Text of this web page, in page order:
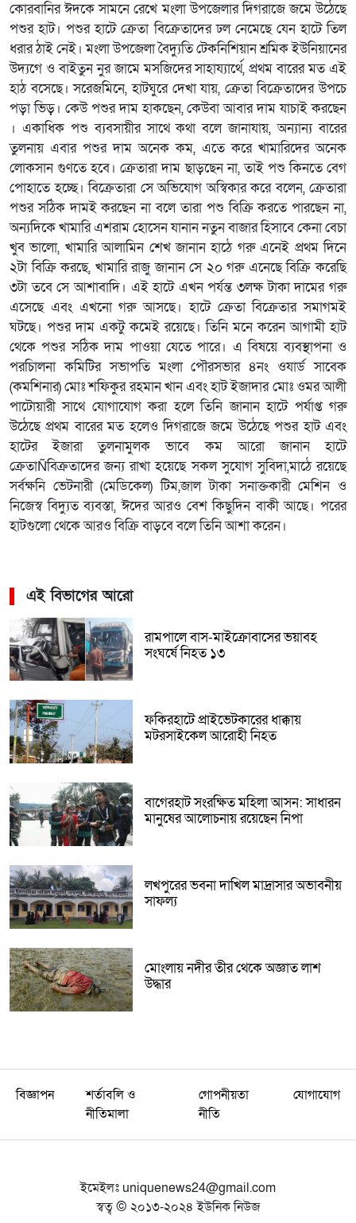
কোরবানির ঈদকে সামনে রেখে মংলা উপজেলার দিগরাজে জমে উঠেছে
পশুর হাট। পশুর হাটে ক্রেতা বিক্রেতাদের ঢল নেমেছে যেন হাটে তিল
ধরার ঠাই নেই। মংলা উপজেলা বৈদ্যুতি টেকনিশিয়ান শ্রমিক ইউনিয়ানের
উদ্যগে ও বাইতুন নুর জামে মসজিদের সাহায্যার্থে, প্রথম বারের মত এই
হাঠ বসেছে। সরেজমিনে, হাটঘুরে দেখা যায়, ক্রেতা বিক্রেতাদের উপচে
পড়া ভিড়। কেউ পশুর দাম হাকছেন, কেউবা আবার দাম যাচাই করছেন
। একাধিক পশু ব্যবসায়ীর সাথে কথা বলে জানাযায়, অন্যান্য বারের
তুলনায় এবার পশুর দাম অনেক কম, এতে করে খামারিদের অনেক
লোকসান গুণতে হবে। ক্রেতারা দাম ছাড়ছেন না, তাই পশু কিনতে বেগ
পোহাতে হচ্ছে। বিক্রেতারা সে অভিযোগ অস্বিকার করে বলেন, ক্রেতারা
পশুর সঠিক দামই করছেন না বলে তারা পশু বিক্রি করতে পারছেন না,
অন্যদিকে খামারি এশরাম হোসেন যানান নতুন বাজার হিসাবে কেনা বেচা
খুব ভালো, খামারি আলামিন শেখ জানান হাঠে গরু এনেই প্রথম দিনে
২টা বিক্রি করছে, খামারি রাজু জানান সে ২০ গরু এনেছে বিক্রি করেছি
৩টা তবে সে আশাবাদি। এই হাটে এখন পর্যন্ত ৩লক্ষ টাকা দামের গরু
এসেছে এবং এখনো গরু আসছে। হাটে ক্রেতা বিক্রেতার সমাগমই
ঘটছে। পশুর দাম একটু কমেই রয়েছে। তিনি মনে করেন আগামী হাট
থেকে পশুর সঠিক দাম পাওয়া যেতে পারে। এ বিষয়ে ব্যবস্থাপনা ও
পরচিালনা কমিটির সভাপতি মংলা পৌরসভার ৪নং ওযার্ড সাবেক
(কমশিনার) মোঃ শফিকুর রহমান খান এবং হাট ইজাদার মোঃ ওমর আলী
পাটোয়ারী সাথে যোগাযোগ করা হলে তিনি জানান হাটে পর্যাপ্ত গরু
উঠেছে প্রথম বারের মত হলেও দিগরাজে জমে উঠেছে পশুর হাট এবং
হাটের ইজারা তুলনামুলক ভাবে কম আরো জানান হাটে
ক্রেতাÑবিক্রতাদের জন্য রাখা হয়েছে সকল সুযোগ সুবিদা,মাঠে রয়েছে
সর্বক্ষনি ভেটনারী (মেডিকেল) টিম,জাল টাকা সনাক্তকারী মেশিন ও
নিজেস্ব বিদ্যুত ব্যবস্তা, ঈদের আরও বেশ কিছুদিন বাকী আছে। পরের
হাটগুলো থেকে আরও বিক্রি বাড়বে বলে তিনি আশা করেন।
এই বিভাগের আরো
রামপালে বাস-মাইক্রোবাসের ভয়াবহ
সংঘর্ষে নিহত ১৩
ফকিরহাটে প্রাইভেটকারের ধাক্কায়
মটরসাইকেল আরোহী নিহত
বাগেরহাট সংরক্ষিত মহিলা আসন: সাধারন
মানুষের আলোচনায় রয়েছেন নিপা
লখপুরের ভবনা দাখিল মাদ্রাসার অভাবনীয়
সাফল্য
মোংলায় নদীর তীর থেকে অজ্ঞাত লাশ
উদ্ধার
বিজ্ঞাপন
শর্তাবলি ও
নীতিমালা
গোপনীয়তা
নীতি
যোগাযোগ
ইমেইলঃ uniquenews24@gmail.com
স্বত্ব © ২০১৩-২০২৪ ইউনিক নিউজ